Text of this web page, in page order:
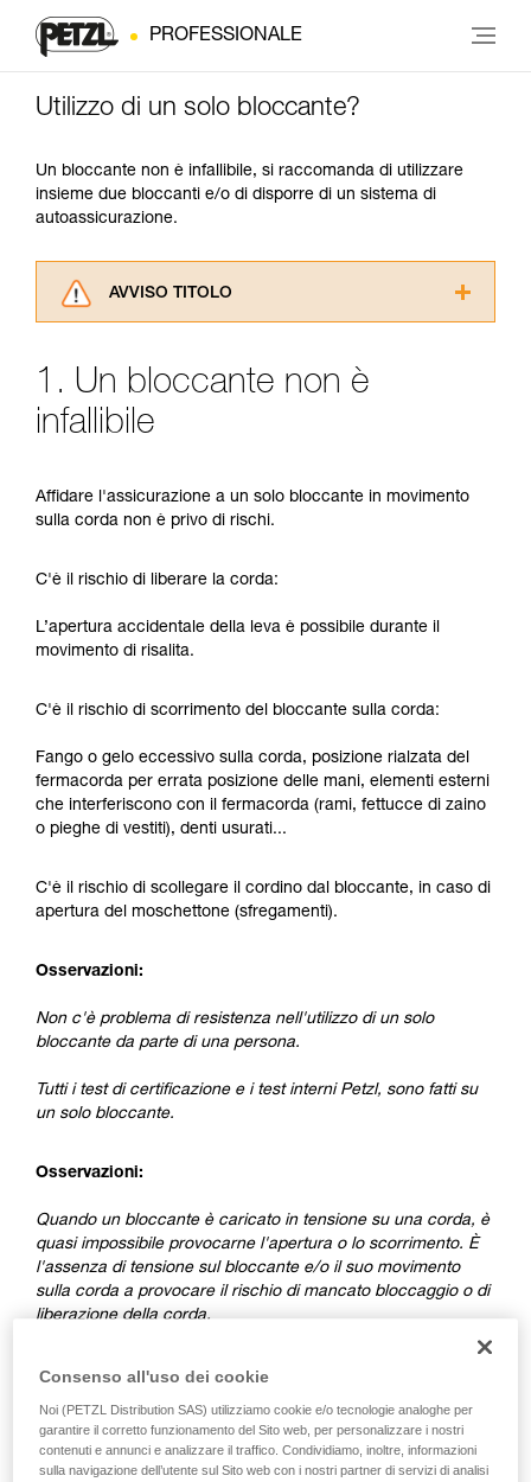
PROFESSIONALE
Utilizzo di un solo bloccante?
Un bloccante non è infallibile, si raccomanda di utilizzare
insieme due bloccanti e/o di disporre di un sistema di
autoassicurazione.
AVVISO TITOLO
consultarlo. Dovete aver compreso le
informazioni dell’istruzione tecnica per poter
capire queste ulteriori informazioni.
Verificate con un professionista la vostra
capacità di rifare la manovra, da soli, in piena
Forniamo esempi di tecniche relative alla vostra
vengono qui descritte.
1. Un bloccante non è
infallibile
Affidare l'assicurazione a un solo bloccante in movimento
sulla corda non è privo di rischi.
C'è il rischio di liberare la corda:
L’apertura accidentale della leva è possibile durante il
movimento di risalita.
C'è il rischio di scorrimento del bloccante sulla corda:
Fango o gelo eccessivo sulla corda, posizione rialzata del
fermacorda per errata posizione delle mani, elementi esterni
che interferiscono con il fermacorda (rami, fettucce di zaino
o pieghe di vestiti), denti usurati...
C'è il rischio di scollegare il cordino dal bloccante, in caso di
apertura del moschettone (sfregamenti).
Osservazioni:
Non c'è problema di resistenza nell'utilizzo di un solo
bloccante da parte di una persona.
Tutti i test di certificazione e i test interni Petzl, sono fatti su
un solo bloccante.
Osservazioni:
Quando un bloccante è caricato in tensione su una corda, è
quasi impossibile provocarne l'apertura o lo scorrimento. È
l'assenza di tensione sul bloccante e/o il suo movimento
sulla corda a provocare il rischio di mancato bloccaggio o di
liberazione della corda.
2. Differenze tra bloccante ventrale e
bloccante sull'estremità del cordino
Consenso all'uso dei cookie
Noi (PETZL Distribution SAS) utilizziamo cookie e/o tecnologie analoghe per
garantire il corretto funzionamento del Sito web, per personalizzare i nostri
contenuti e annunci e analizzare il traffico. Condividiamo, inoltre, informazioni
sulla navigazione dell’utente sul Sito web con i nostri partner di servizi di analisi